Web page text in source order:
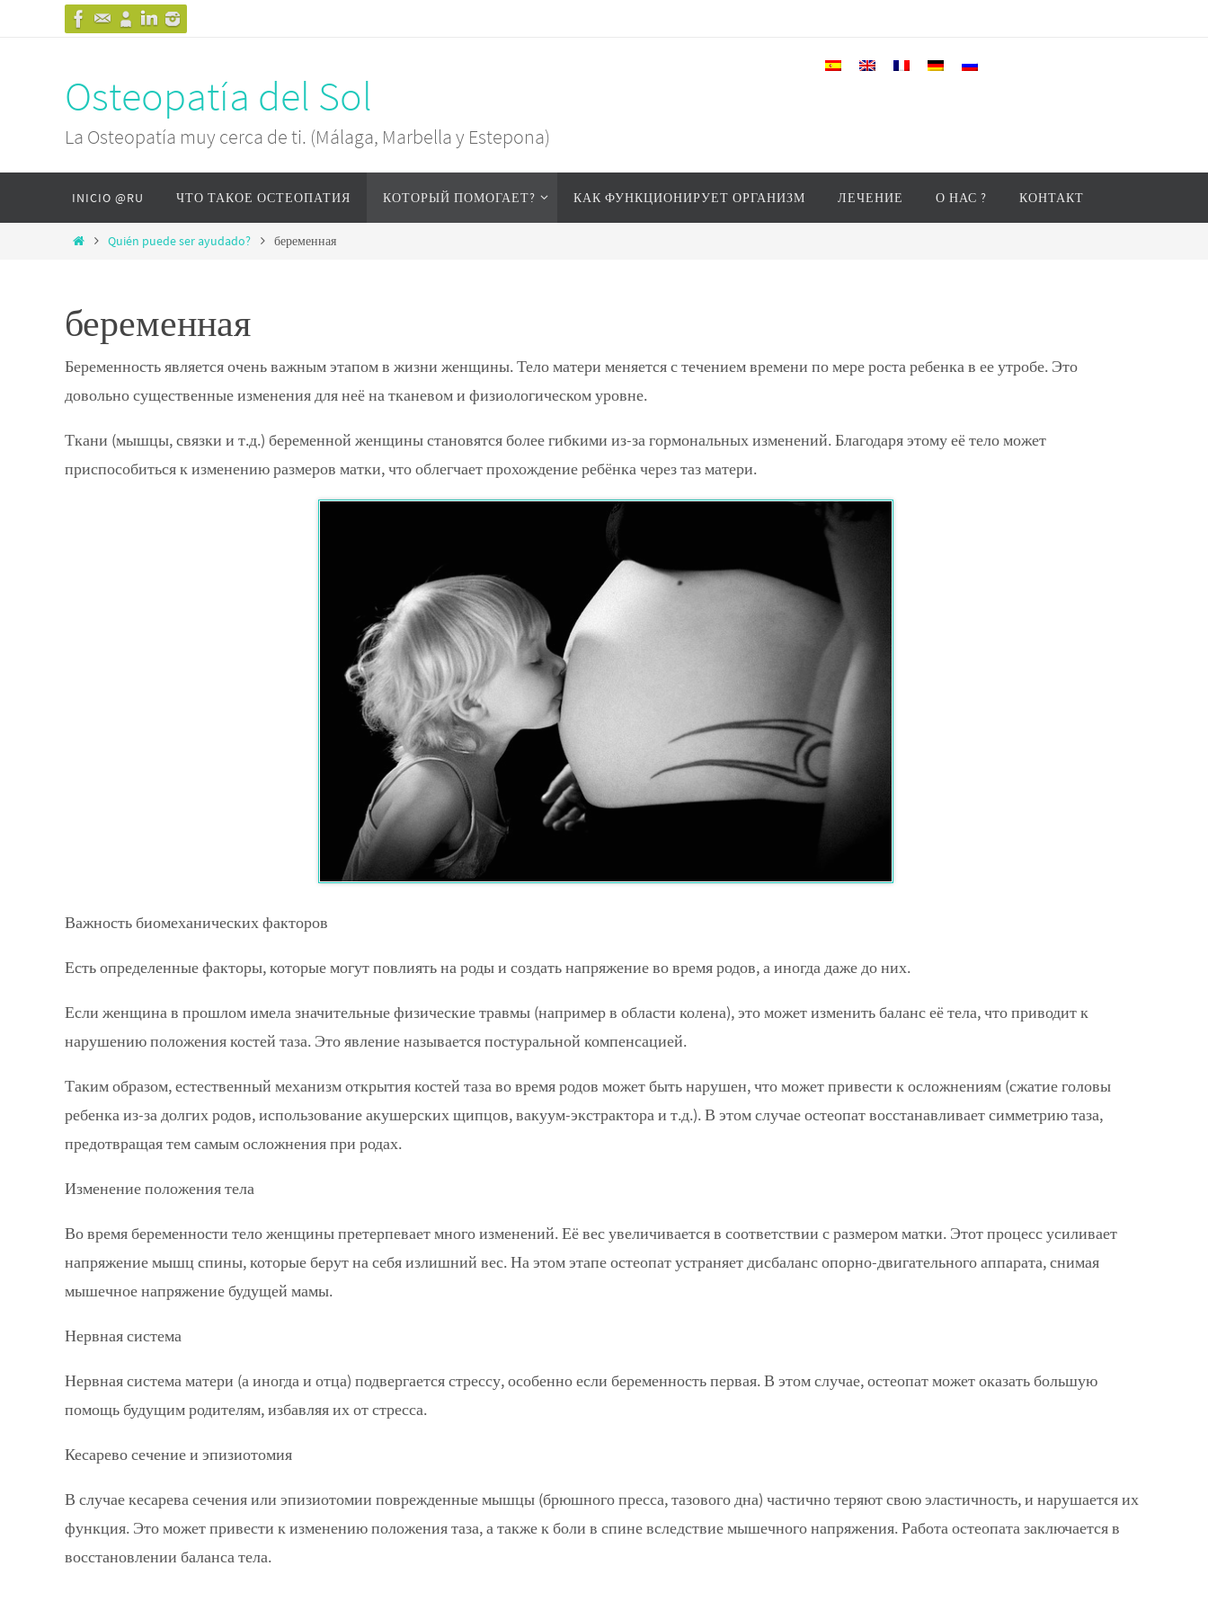
Osteopatía del Sol
La Osteopatía muy cerca de ti. (Málaga, Marbella y Estepona)
INICIO @RU ЧТО ТАКОЕ ОСТЕОПАТИЯ КОТОРЫЙ ПОМОГАЕТ? КАК ФУНКЦИОНИРУЕТ ОРГАНИЗМ ЛЕЧЕНИЕ О НАС ? КОНТАКТ
Quién puede ser ayudado? беременная
беременная
Беременность является очень важным этапом в жизни женщины. Тело матери меняется с течением времени по мере роста ребенка в ее утробе. Это
довольно существенные изменения для неё на тканевом и физиологическом уровне.
Ткани (мышцы, связки и т.д.) беременной женщины становятся более гибкими из-за гормональных изменений. Благодаря этому её тело может
приспособиться к изменению размеров матки, что облегчает прохождение ребёнка через таз матери.
Важность биомеханических факторов
Есть определенные факторы, которые могут повлиять на роды и создать напряжение во время родов, а иногда даже до них.
Если женщина в прошлом имела значительные физические травмы (например в области колена), это может изменить баланс её тела, что приводит к
нарушению положения костей таза. Это явление называется постуральной компенсацией.
Таким образом, естественный механизм открытия костей таза во время родов может быть нарушен, что может привести к осложнениям (сжатие головы
ребенка из-за долгих родов, использование акушерских щипцов, вакуум-экстрактора и т.д.). В этом случае остеопат восстанавливает симметрию таза,
предотвращая тем самым осложнения при родах.
Изменение положения тела
Во время беременности тело женщины претерпевает много изменений. Её вес увеличивается в соответствии с размером матки. Этот процесс усиливает
напряжение мышц спины, которые берут на себя излишний вес. На этом этапе остеопат устраняет дисбаланс опорно-двигательного аппарата, снимая
мышечное напряжение будущей мамы.
Нервная система
Нервная система матери (а иногда и отца) подвергается стрессу, особенно если беременность первая. В этом случае, остеопат может оказать большую
помощь будущим родителям, избавляя их от стресса.
Кесарево сечение и эпизиотомия
В случае кесарева сечения или эпизиотомии поврежденные мышцы (брюшного пресса, тазового дна) частично теряют свою эластичность, и нарушается их
функция. Это может привести к изменению положения таза, а также к боли в спине вследствие мышечного напряжения. Работа остеопата заключается в
восстановлении баланса тела.